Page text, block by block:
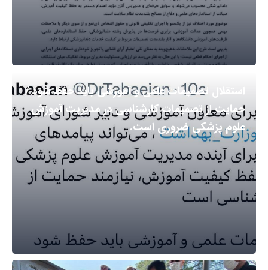
استقلال تصمیمات علمی و آموزشی باید حفظ شود /
حمایت از تصمیمات کارشناسی در مدیریت آموزش
علوم پزشکی ضروری است.